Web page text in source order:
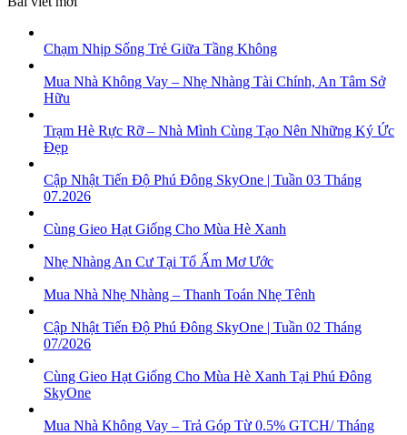
Chạm Nhịp Sống Trẻ Giữa Tầng Không
Mua Nhà Không Vay – Nhẹ Nhàng Tài Chính, An Tâm Sở
Hữu
Trạm Hè Rực Rỡ – Nhà Mình Cùng Tạo Nên Những Ký Ức
Đẹp
Cập Nhật Tiến Độ Phú Đông SkyOne | Tuần 03 Tháng
07.2026
Cùng Gieo Hạt Giống Cho Mùa Hè Xanh
Nhẹ Nhàng An Cư Tại Tổ Ấm Mơ Ước
Mua Nhà Nhẹ Nhàng – Thanh Toán Nhẹ Tênh
Cập Nhật Tiến Độ Phú Đông SkyOne | Tuần 02 Tháng
07/2026
Cùng Gieo Hạt Giống Cho Mùa Hè Xanh Tại Phú Đông
SkyOne
Mua Nhà Không Vay – Trả Góp Từ 0.5% GTCH/ Tháng